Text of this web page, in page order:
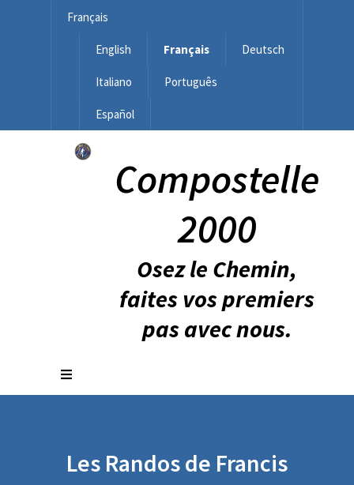
Français
English Français Deutsch
Italiano Português
Español
Compostelle
2000
Osez le Chemin,
faites vos premiers
pas avec nous.
Les Randos de Francis